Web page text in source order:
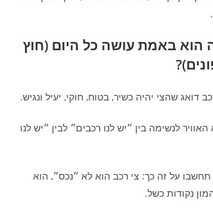
הוא באמת עושה כל היום (חוץ
דואג שהצי יהיה כשיר, בטוח, חוקי, יעיל ונגיש.
לנשימה בין ״יש לנו רכבים״ לבין ״יש לנו
על זה כך: צי רכב הוא לא ״נכס״, הוא
נקודות כשל.